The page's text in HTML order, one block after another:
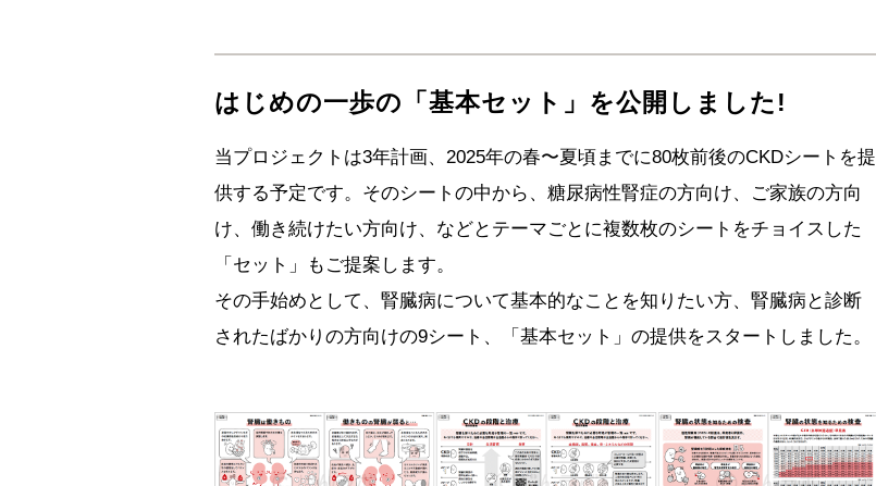
はじめの一歩の「基本セット」を公開しました!
当プロジェクトは3年計画、2025年の春〜夏頃までに80枚前後のCKDシートを提
供する予定です。そのシートの中から、糖尿病性腎症の方向け、ご家族の方向
け、働き続けたい方向け、などとテーマごとに複数枚のシートをチョイスした
「セット」もご提案します。
その手始めとして、腎臓病について基本的なことを知りたい方、腎臓病と診断
されたばかりの方向けの9シート、「基本セット」の提供をスタートしました。